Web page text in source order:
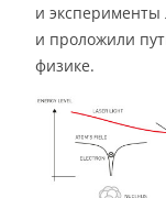
и эксперименты
и проложили
физике.